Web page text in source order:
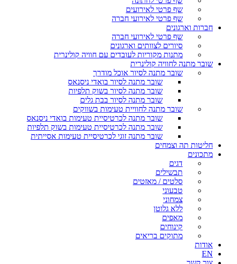
שף פרטי לאירועים
שף פרטי לאירועי חברה
חברות וארגונים
שף פרטי לאירועי חברה
סיורים לצוותים וארגונים
מתנות מקוריות לעובדים עם חוויה קולינרית
שובר מתנה לחוויה קולינרית
שובר מתנה לסיור אוכל מודרך
שובר מתנה לסיור בואדי ניסנאס
שובר מתנה לסיור בשוק תלפיות
שובר מתנה לסיור בבת גלים
שובר מתנה לחוויית טעימות בשווקים
שובר מתנה לכרטיסיית טעימות בואדי ניסנאס
שובר מתנה לכרטיסיית טעימות בשוק תלפיות
שובר מתנה זוגי לכרטיסיית טעימות אסייתית
חליטות תה וצמחים
מתכונים
דגים
תבשילים
סלטים / מאזטים
טבעוני
צמחוני
ללא גלוטן
מאפים
קינוחים
מתוקים בריאים
אודות
EN